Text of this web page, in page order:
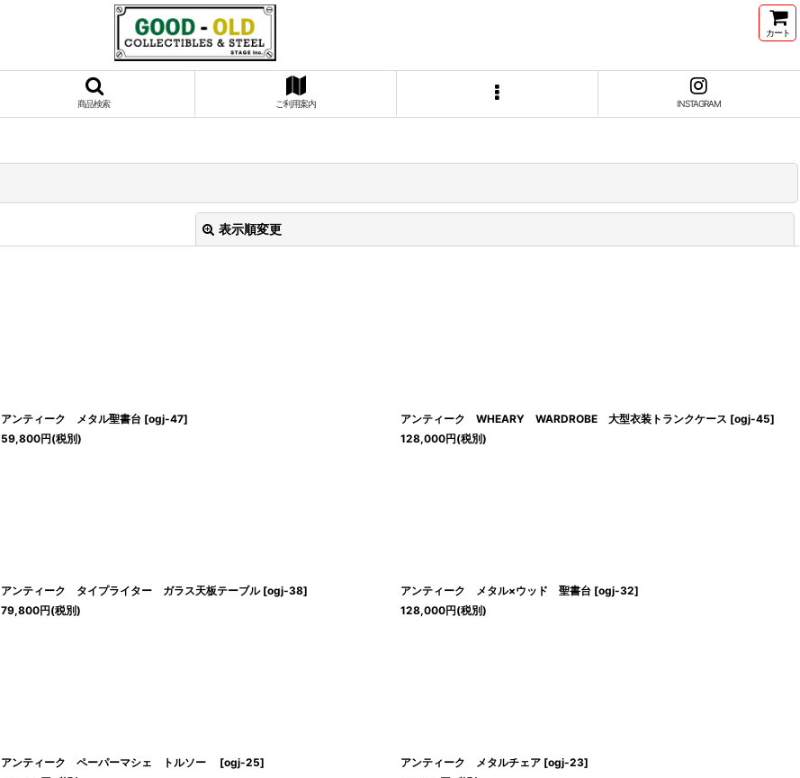
カート
商品検索 ご利用案内 INSTAGRAM
表示順変更
アンティーク メタル聖書台 [ogj-47]
59,800円(税別)
アンティーク WHEARY WARDROBE 大型衣装トランクケース [ogj-45]
128,000円(税別)
アンティーク タイプライター ガラス天板テーブル [ogj-38]
79,800円(税別)
アンティーク メタル×ウッド 聖書台 [ogj-32]
128,000円(税別)
アンティーク ペーパーマシェ トルソー [ogj-25]
アンティーク メタルチェア [ogj-23]